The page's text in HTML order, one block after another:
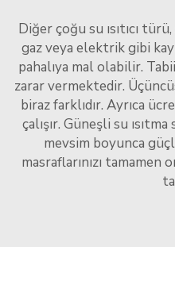
Diğer çoğu su ısıtıcı
gaz veya elektrik gibi
pahalıya mal olabilir.
zarar vermektedir.
biraz farklıdır. Ayrıca
çalışır. Güneşli su
mevsim boyunca
masraflarınızı tamamen